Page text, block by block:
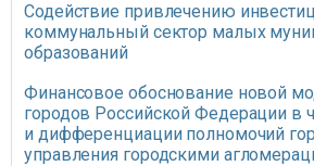
Содействие привлечению
коммунальный сектор малых
образований
Финансовое обоснование новой
городов Российской Федерации в
и дифференциации полномочий
управления городскими